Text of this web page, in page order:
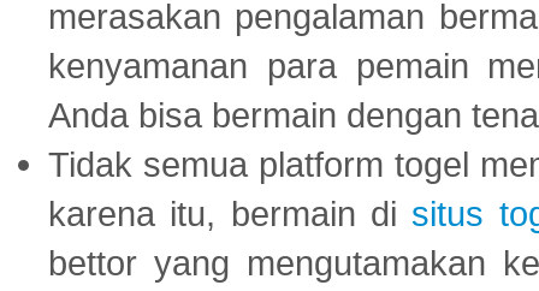
merasakan pengalaman
kenyamanan para pemain
Anda bisa bermain dengan
Tidak semua platform togel
karena itu, bermain di situs
bettor yang mengutamakan